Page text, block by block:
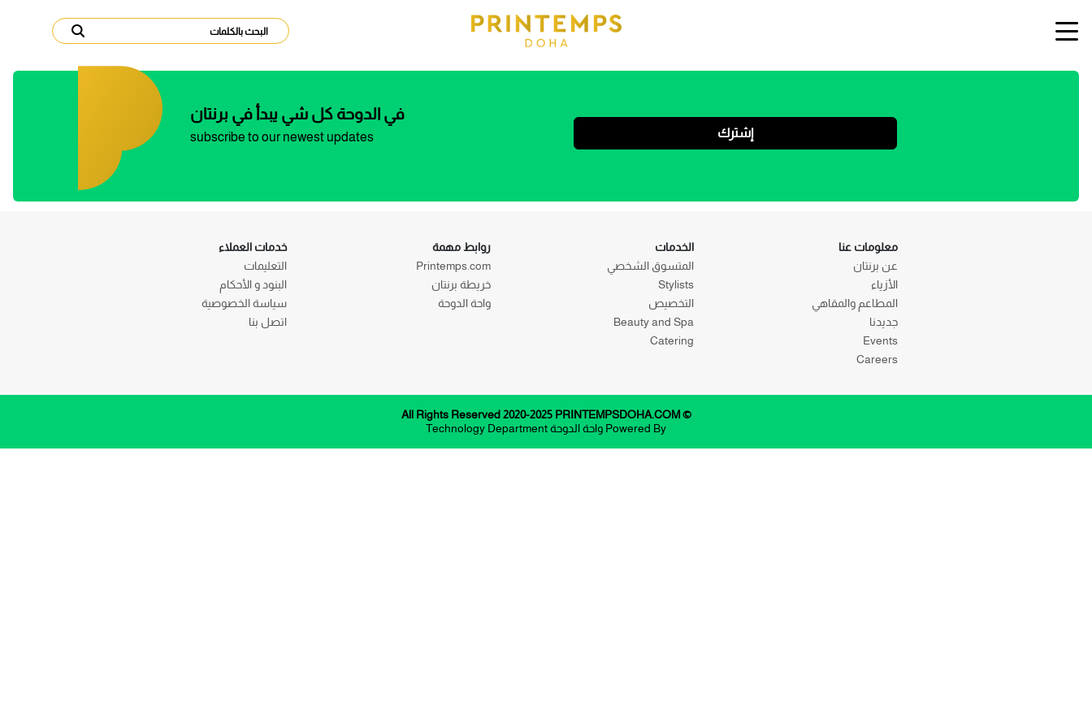
في الدوحة كل شي يبدأ في برنتان
subscribe to our newest updates إشترك
معلومات عنا
عن برنتان
الأزياء
المطاعم والمقاهي
جديدنا
Events
Careers
الخدمات
المتسوق الشخصي
Stylists
التخصيص
Beauty and Spa
Catering
روابط مهمة
Printemps.com
خريطة برنتان
واحة الدوحة
خدمات العملاء
التعليمات
البنود و الأحكام
سياسة الخصوصية
اتصل بنا
© All Rights Reserved 2020-2025 PRINTEMPSDOHA.COM
Powered By واحة الدوحة